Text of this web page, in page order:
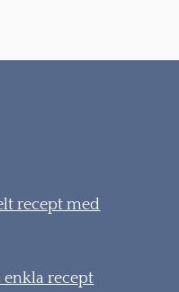
recept med
recept